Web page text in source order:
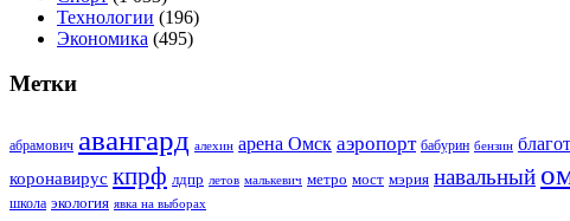
Технологии (196)
Экономика (495)
Метки
абрамович авангард алехин арена Омск аэропорт бабурин бензин
коронавирус кпрф лдпр летов малькевич метро мост мэрия навальный
школа экология явка на выборах